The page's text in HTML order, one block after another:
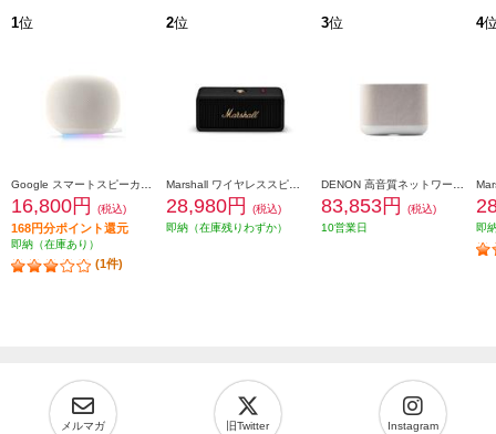
1位
16,800円 (税込)
168円分ポイント還元
即納（在庫あり）
(1件)
2位
28,980円
(税込)
即納（在庫残りわずか）
3位
83,853円
(税込)
10営業日
4
即
メルマガ 旧Twitter Instagram